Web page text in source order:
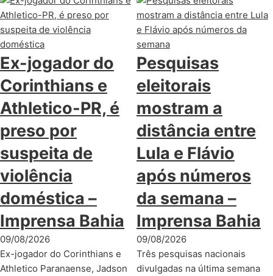
Ex-jogador do
Corinthians e
Athletico-PR, é
preso por
suspeita de
violência
doméstica –
Imprensa Bahia
09/08/2026
Ex-jogador do Corinthians e
Athletico Paranaense, Jadson
Pesquisas
eleitorais
mostram a
distância entre
Lula e Flávio
após números
da semana –
Imprensa Bahia
09/08/2026
Três pesquisas nacionais
divulgadas na última semana